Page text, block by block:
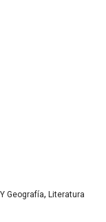
Geografía, Literatura